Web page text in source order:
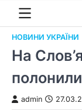
НОВИНИ УКРАЇНИ
На
admin